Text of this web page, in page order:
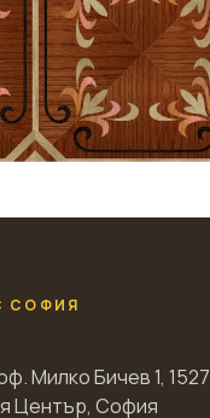
СОФИЯ
Милко Бичев 1, 1527
Център, София